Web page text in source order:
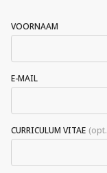
VOORNAAM
E-MAIL
CURRICULUM VITAE